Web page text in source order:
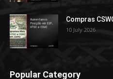
Compras
10 July 2026
Popular Category